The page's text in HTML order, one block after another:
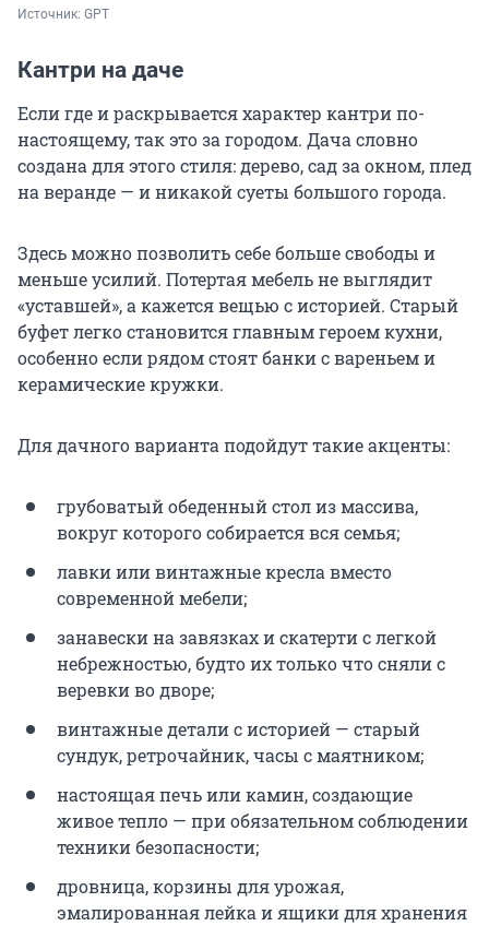
Источник: GPT
Кантри на даче
Если где и раскрывается характер кантри по-
настоящему, так это за городом. Дача словно
создана для этого стиля: дерево, сад за окном, плед
на веранде — и никакой суеты большого города.
Здесь можно позволить себе больше свободы и
меньше усилий. Потертая мебель не выглядит
«уставшей», а кажется вещью с историей. Старый
буфет легко становится главным героем кухни,
особенно если рядом стоят банки с вареньем и
керамические кружки.
Для дачного варианта подойдут такие акценты:
грубоватый обеденный стол из массива,
вокруг которого собирается вся семья;
лавки или винтажные кресла вместо
современной мебели;
занавески на завязках и скатерти с легкой
небрежностью, будто их только что сняли с
веревки во дворе;
винтажные детали с историей — старый
сундук, ретрочайник, часы с маятником;
настоящая печь или камин, создающие
живое тепло — при обязательном соблюдении
техники безопасности;
дровница, корзины для урожая,
эмалированная лейка и ящики для хранения